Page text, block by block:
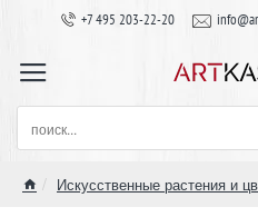
+7 495 203-22-20
поиск...
Искусственные растения и